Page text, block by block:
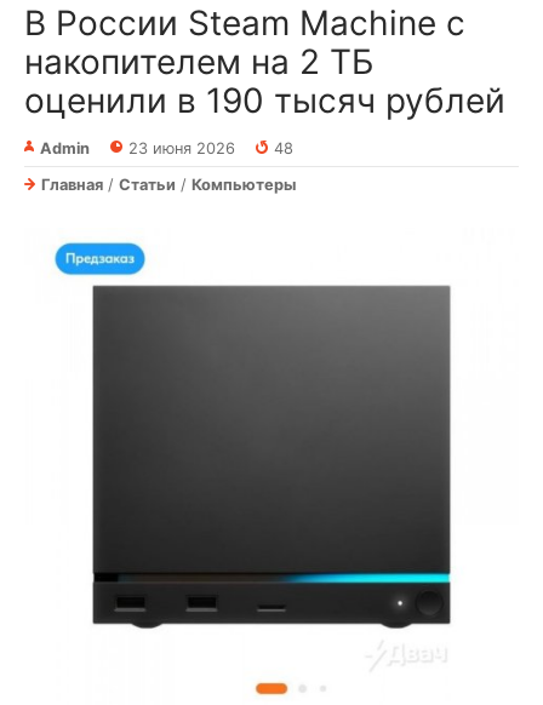
В России Steam Machine с
накопителем на 2 ТБ
оценили в 190 тысяч рублей
Admin 23 июня 2026
48
Главная / Статьи / Компьютеры